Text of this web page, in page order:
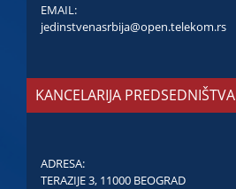
EMAIL:
jedinstvenasrbija@open.telekom.rs
KANCELARIJA PREDSEDNIŠTVA
ADRESA:
TERAZIJE 3, 11000 BEOGRAD